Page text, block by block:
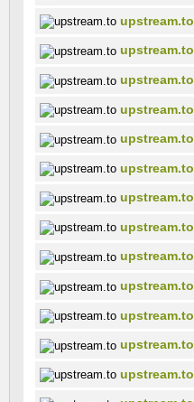
upstream.to
upstream.to
upstream.to
upstream.to
upstream.to
upstream.to
upstream.to
upstream.to
upstream.to
upstream.to
upstream.to
upstream.to
upstream.to